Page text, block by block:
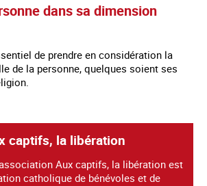
dans sa dimension
de prendre en considération la
de la personne, quelques soient ses
captifs, la libération
Aux captifs, la libération est
catholique de bénévoles et de